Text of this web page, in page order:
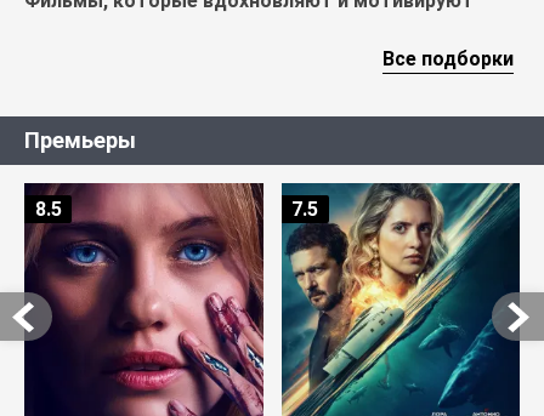
Все подборки
Премьеры
8.5 7.5